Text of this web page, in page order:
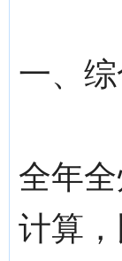
一、
全年
计算